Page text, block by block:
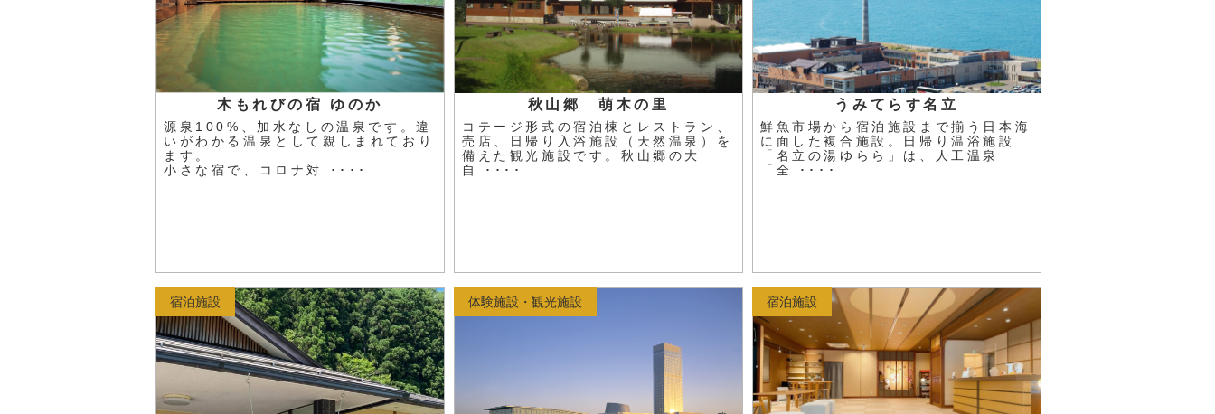
木もれびの宿 ゆのか
源泉100%、加水なしの温泉です。違
いがわかる温泉として親しまれており
ます。
小さな宿で、コロナ対 ････
秋山郷 萌木の里
コテージ形式の宿泊棟とレストラン、
売店、日帰り入浴施設（天然温泉）を
備えた観光施設です。秋山郷の大
自 ････
うみてらす名立
鮮魚市場から宿泊施設まで揃う日本海
に面した複合施設。日帰り温浴施設
「名立の湯ゆらら」は、人工温泉
「全 ････
宿泊施設 体験施設・観光施設 宿泊施設